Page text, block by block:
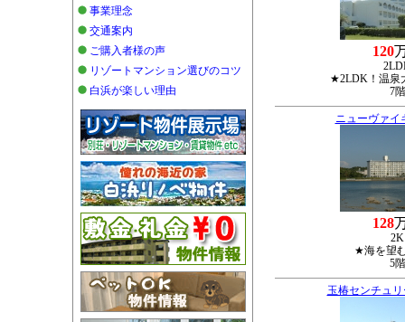
120
★2LDK！温泉
7階
ニューヴァイ
128
2K
★海を望
5階
玉椿センチュ
事業理念
交通案内
ご購入者様の声
リゾートマンション選びのコツ
白浜が楽しい理由